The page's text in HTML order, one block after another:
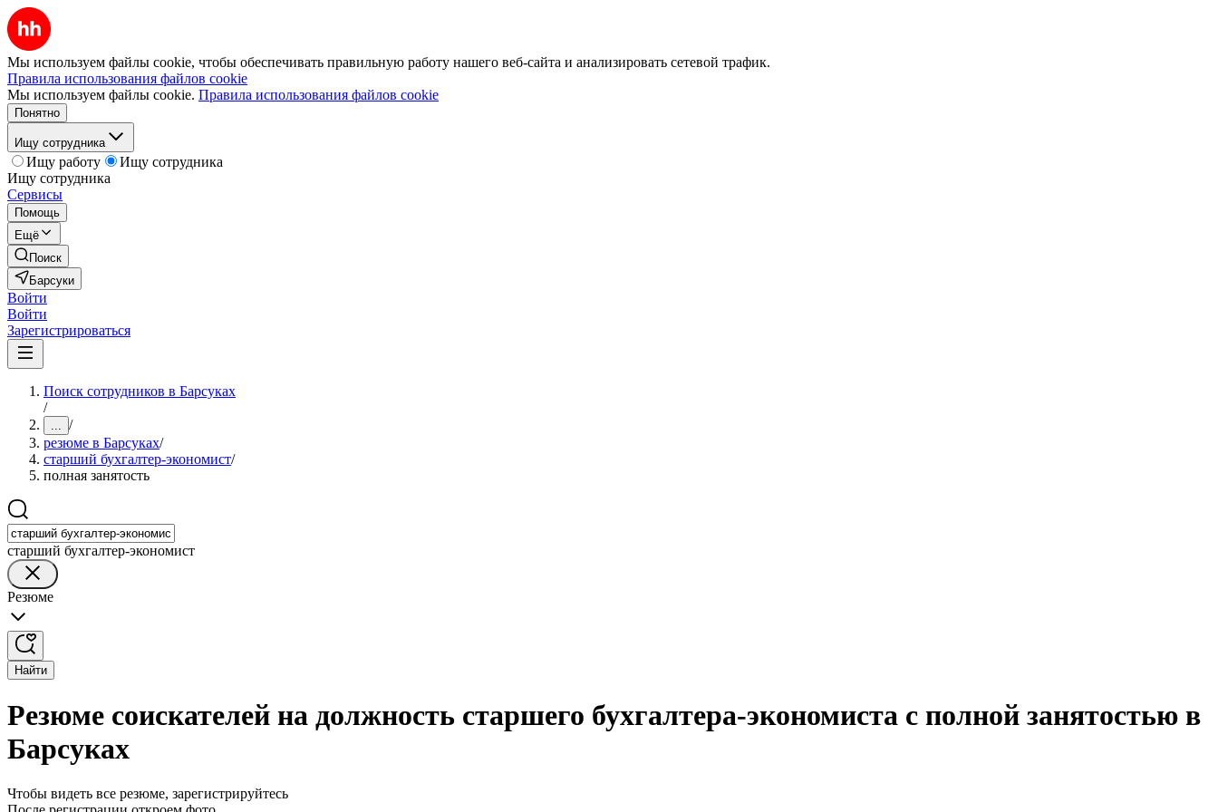
Мы используем файлы cookie, чтобы обеспечивать правильную работу нашего веб-сайта и анализировать сетевой трафик.
Правила использования файлов cookie
Мы используем файлы cookie. Правила использования файлов cookie
Понятно
Ищу сотрудника
Ищу работу
Ищу сотрудника
Ищу сотрудника
Сервисы
Помощь
Ещё
Поиск
Барсуки
Войти
Войти
Зарегистрироваться
Поиск сотрудников в Барсуках
/
... /
резюме в Барсуках/
старший бухгалтер-экономист/
полная занятость
старший бухгалтер-экономист
Резюме
Найти
Резюме соискателей на должность старшего бухгалтера-экономиста с полной занятостью в
Барсуках
Чтобы видеть все резюме, зарегистрируйтесь